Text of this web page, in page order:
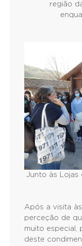
região
Junto às Lojas
Após a visita
perceção de
muito especial,
deste